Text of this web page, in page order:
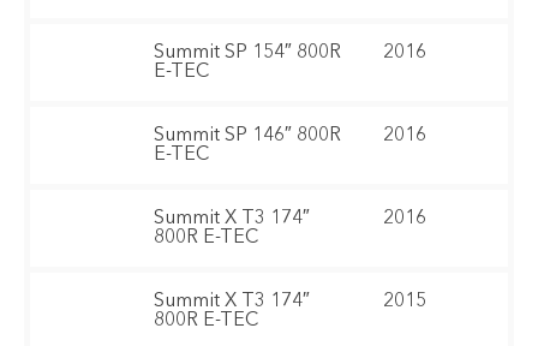
Summit SP 154″ 800R
E-TEC
2016
Summit SP 146″ 800R
E-TEC
2016
Summit X T3 174″
800R E-TEC
2016
Summit X T3 174″
800R E-TEC
2015